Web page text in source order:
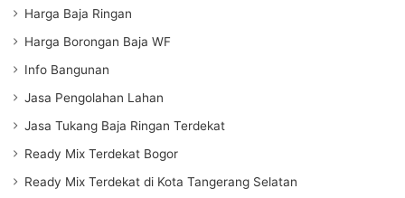
Harga Baja Ringan
Harga Borongan Baja WF
Info Bangunan
Jasa Pengolahan Lahan
Jasa Tukang Baja Ringan Terdekat
Ready Mix Terdekat Bogor
Ready Mix Terdekat di Kota Tangerang Selatan